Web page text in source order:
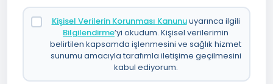
Kişisel Verilerin Korunması Kanunuuyarınca ilgili
Bilgilendirme’yi okudum. Kişisel verilerimin
belirtilen kapsamda işlenmesini ve sağlık hizmet
sunumu amacıyla tarafımla iletişime geçilmesini
kabul ediyorum.